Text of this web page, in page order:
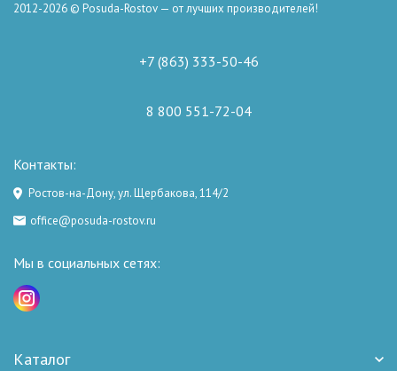
2012-2026 © Posuda-Rostov — от лучших производителей!
+7 (863) 333-50-46
8 800 551-72-04
Контакты:
Ростов-на-Дону, ул. Щербакова, 114/2
office@posuda-rostov.ru
Мы в социальных сетях:
Каталог